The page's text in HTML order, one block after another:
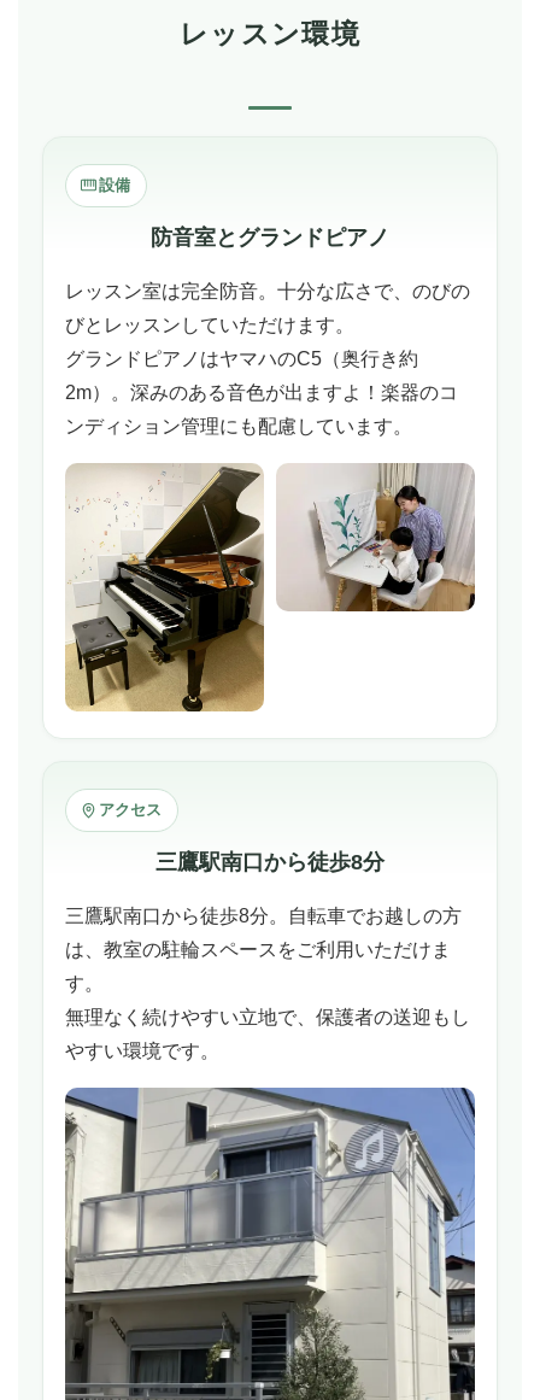
レッスン環境
設備
防音室とグランドピアノ
レッスン室は完全防音。十分な広さで、のびの
びとレッスンしていただけます。
グランドピアノはヤマハのC5（奥行き約
2m）。深みのある音色が出ますよ！楽器のコ
ンディション管理にも配慮しています。
アクセス
三鷹駅南口から徒歩8分
三鷹駅南口から徒歩8分。自転車でお越しの方
は、教室の駐輪スペースをご利用いただけま
す。
無理なく続けやすい立地で、保護者の送迎もし
やすい環境です。